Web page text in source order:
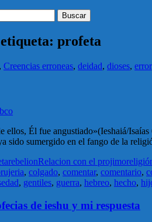
profeta
, Creencias erroneas, deidad, dioses, error
ellos, Él fue angustiado»(Ieshaiá/
sido sumergido en el fango de la
rebelionRelacion con el projimo
, colgado, comentar, comentario,
, gentiles, guerra, hebreo, hecho,
de ieshu y mi respuesta